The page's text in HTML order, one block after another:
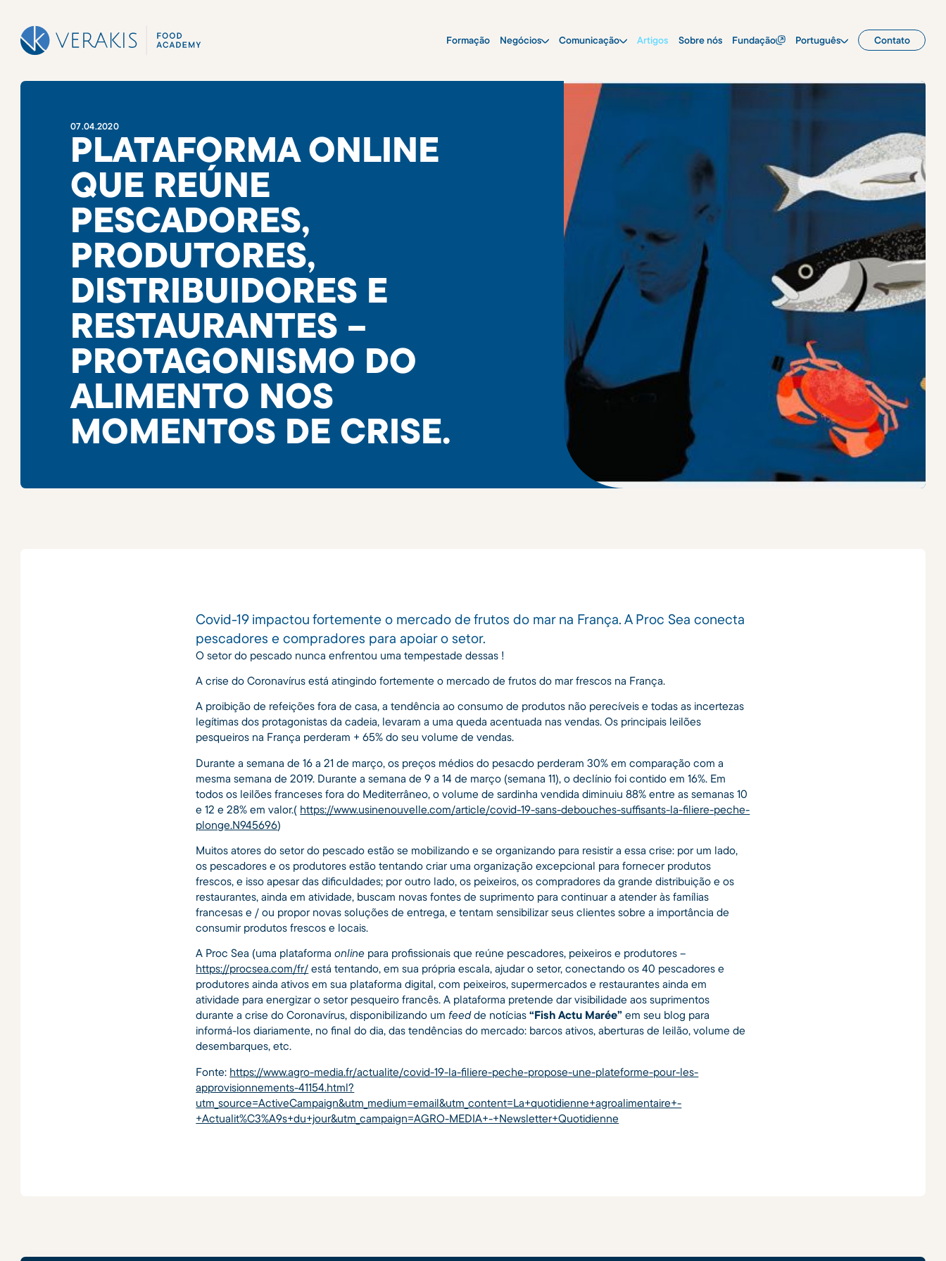
Formação Negócios Comunicação Artigos Sobre nós Fundação Português Contato
07.04.2020
PLATAFORMA ONLINE
QUE REÚNE
PESCADORES,
PRODUTORES,
DISTRIBUIDORES E
RESTAURANTES –
PROTAGONISMO DO
ALIMENTO NOS
MOMENTOS DE CRISE.
Covid-19 impactou fortemente o mercado de frutos do mar na França. A Proc Sea conecta
pescadores e compradores para apoiar o setor.
O setor do pescado nunca enfrentou uma tempestade dessas !
A crise do Coronavírus está atingindo fortemente o mercado de frutos do mar frescos na França.
A proibição de refeições fora de casa, a tendência ao consumo de produtos não perecíveis e todas as incertezas
legítimas dos protagonistas da cadeia, levaram a uma queda acentuada nas vendas. Os principais leilões
pesqueiros na França perderam + 65% do seu volume de vendas.
Durante a semana de 16 a 21 de março, os preços médios do pesacdo perderam 30% em comparação com a
mesma semana de 2019. Durante a semana de 9 a 14 de março (semana 11), o declínio foi contido em 16%. Em
todos os leilões franceses fora do Mediterrâneo, o volume de sardinha vendida diminuiu 88% entre as semanas 10
e 12 e 28% em valor.( https://www.usinenouvelle.com/article/covid-19-sans-debouches-suffisants-la-filiere-peche-
plonge.N945696)
Muitos atores do setor do pescado estão se mobilizando e se organizando para resistir a essa crise: por um lado,
os pescadores e os produtores estão tentando criar uma organização excepcional para fornecer produtos
frescos, e isso apesar das dificuldades; por outro lado, os peixeiros, os compradores da grande distribuição e os
restaurantes, ainda em atividade, buscam novas fontes de suprimento para continuar a atender às famílias
francesas e / ou propor novas soluções de entrega, e tentam sensibilizar seus clientes sobre a importância de
consumir produtos frescos e locais.
A Proc Sea (uma plataformaonline para profissionais que reúne pescadores, peixeiros e produtores –
https://procsea.com/fr/ está tentando, em sua própria escala, ajudar o setor, conectando os 40 pescadores e
produtores ainda ativos em sua plataforma digital, com peixeiros, supermercados e restaurantes ainda em
atividade para energizar o setor pesqueiro francês. A plataforma pretende dar visibilidade aos suprimentos
durante a crise do Coronavírus, disponibilizando um feedde notícias“Fish Actu Marée” em seu blog para
informá-los diariamente, no final do dia, das tendências do mercado: barcos ativos, aberturas de leilão, volume de
desembarques, etc.
Fonte: https://www.agro-media.fr/actualite/covid-19-la-filiere-peche-propose-une-plateforme-pour-les-
approvisionnements-41154.html?
utm_source=ActiveCampaign&utm_medium=email&utm_content=La+quotidienne+agroalimentaire+-
+Actualit%C3%A9s+du+jour&utm_campaign=AGRO-MEDIA+-+Newsletter+Quotidienne